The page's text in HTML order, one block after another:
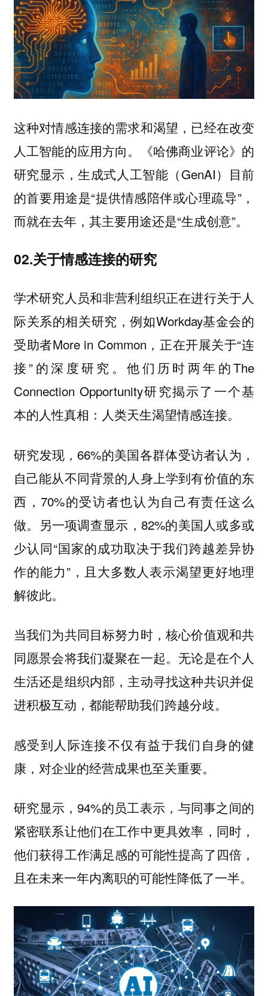
这种对情感连接的需求和渴望，已经在改变
人工智能的应用方向。《哈佛商业评论》的
研究显示，生成式人工智能（GenAI）目前
的首要用途是“提供情感陪伴或心理疏导”，
而就在去年，其主要用途还是“生成创意”。
02.关于情感连接的研究
学术研究人员和非营利组织正在进行关于人
际关系的相关研究，例如Workday基金会的
受助者More in Common，正在开展关于“连
接”的深度研究。他们历时两年的The
Connection Opportunity研究揭示了一个基
本的人性真相：人类天生渴望情感连接。
研究发现，66%的美国各群体受访者认为，
自己能从不同背景的人身上学到有价值的东
西，70%的受访者也认为自己有责任这么
做。另一项调查显示，82%的美国人或多或
少认同“国家的成功取决于我们跨越差异协
作的能力”，且大多数人表示渴望更好地理
解彼此。
当我们为共同目标努力时，核心价值观和共
同愿景会将我们凝聚在一起。无论是在个人
生活还是组织内部，主动寻找这种共识并促
进积极互动，都能帮助我们跨越分歧。
感受到人际连接不仅有益于我们自身的健
康，对企业的经营成果也至关重要。
研究显示，94%的员工表示，与同事之间的
紧密联系让他们在工作中更具效率，同时，
他们获得工作满足感的可能性提高了四倍，
且在未来一年内离职的可能性降低了一半。